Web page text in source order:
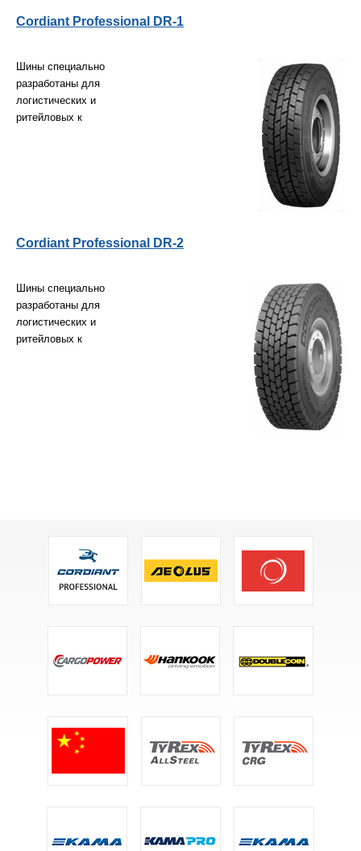
Cordiant Professional DR-1
Шины специально
разработаны для
логистических и
ритейловых к
Cordiant Professional DR-2
Шины специально
разработаны для
логистических и
ритейловых к